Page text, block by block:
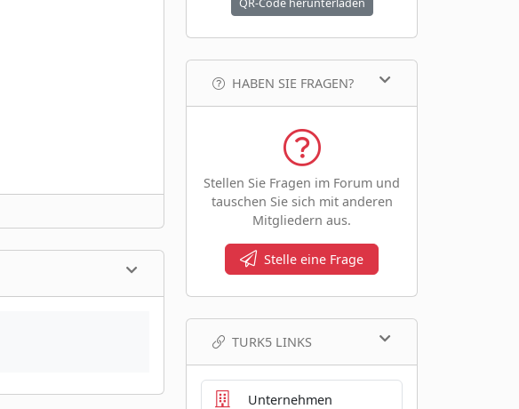
QR-Code herunterladen
HABEN SIE FRAGEN?
Stellen Sie Fragen im Forum und
tauschen Sie sich mit anderen
Mitgliedern aus.
Stelle eine Frage
TURK5 LINKS
Unternehmen